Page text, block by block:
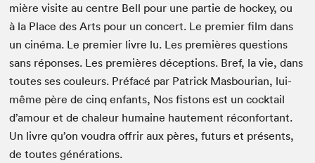
mière vis­ite au cen­tre Bell pour une par­tie de hock­ey, ou
à la Place des Arts pour un con­cert. Le pre­mier film dans
un ciné­ma. Le pre­mier livre lu. Les pre­mières ques­tions
sans répons­es. Les pre­mières décep­tions. Bref, la vie, dans
toutes ses couleurs. Pré­facé par Patrick Mas­bouri­an, lui-
même père de cinq enfants, Nos fis­tons est un cock­tail
d’amour et de chaleur humaine haute­ment récon­for­t­ant.
Un livre qu’on voudra offrir aux pères, futurs et présents,
de toutes générations.